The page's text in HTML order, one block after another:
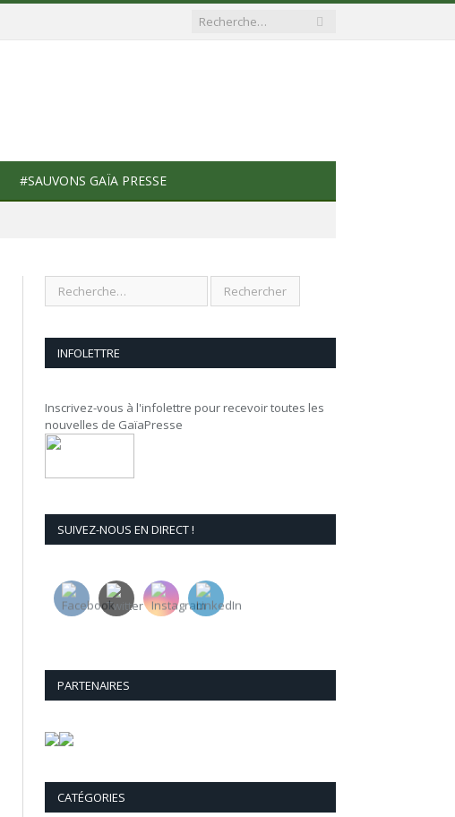
#SAUVONS GAÏA PRESSE
INFOLETTRE
Inscrivez-vous à l'infolettre pour recevoir toutes les
nouvelles de GaïaPresse
SUIVEZ-NOUS EN DIRECT !
PARTENAIRES
CATÉGORIES